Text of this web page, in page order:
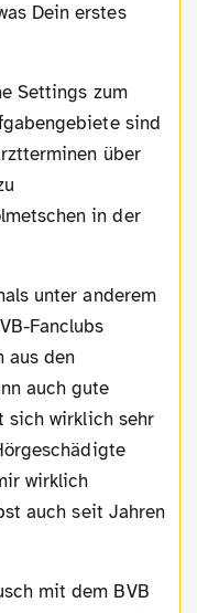
Dein erstes
Settings zum
sind
über
in der
Fanclubs
aus den
auch gute
sich wirklich sehr
wirklich
auch seit Jahren